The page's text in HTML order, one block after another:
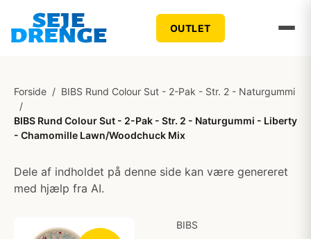
OUTLET
Forside / BIBS Rund Colour Sut - 2-Pak - Str. 2 - Naturgummi
/
BIBS Rund Colour Sut - 2-Pak - Str. 2 - Naturgummi - Liberty
- Chamomille Lawn/Woodchuck Mix
Dele af indholdet på denne side kan være genereret
med hjælp fra AI.
BIBS